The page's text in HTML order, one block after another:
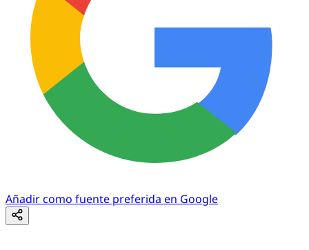
Añadir como fuente preferida en Google